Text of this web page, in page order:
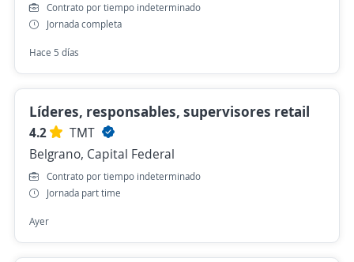
Contrato por tiempo indeterminado
Jornada completa
Hace 5 días
Líderes, responsables, supervisores retail
4.2
TMT
Belgrano, Capital Federal
Contrato por tiempo indeterminado
Jornada part time
Ayer